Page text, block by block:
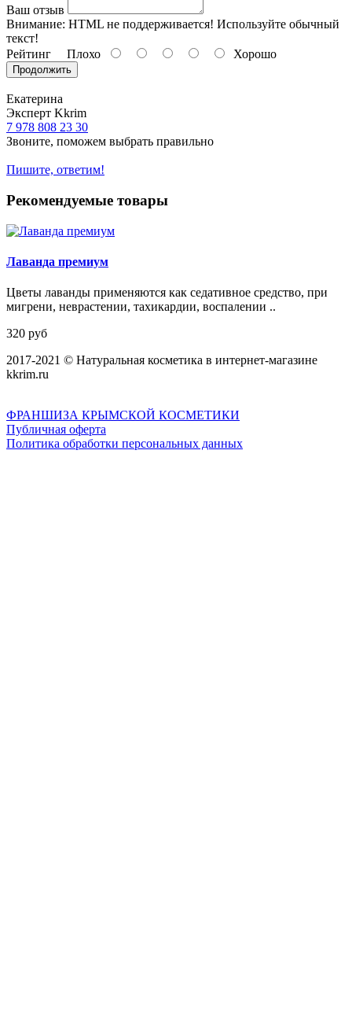
Ваш отзыв
Внимание: HTML не поддерживается! Используйте обычный
текст!
Рейтинг Плохо Хорошо
Продолжить
Екатерина
Эксперт Kkrim
7 978 808 23 30
Звоните, поможем выбрать правильно
Пишите, ответим!
Рекомендуемые товары
Лаванда премиум
Цветы лаванды применяются как седативное средство, при
мигрени, неврастении, тахикардии, воспалении ..
320 руб
2017-2021 © Натуральная косметика в интернет-магазине
kkrim.ru
ФРАНШИЗА КРЫМСКОЙ КОСМЕТИКИ
Публичная оферта
Политика обработки персональных данных